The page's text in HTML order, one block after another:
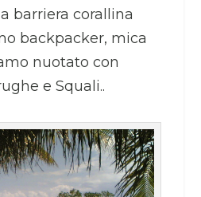
barriera corallina
backpacker, mica
nuotato con
e Squali..